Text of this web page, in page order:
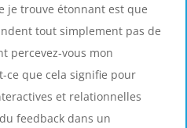
je trouve étonnant est que
tout simplement pas de
percevez-vous mon
ce que cela signifie pour
et relationnelles
feedback dans un